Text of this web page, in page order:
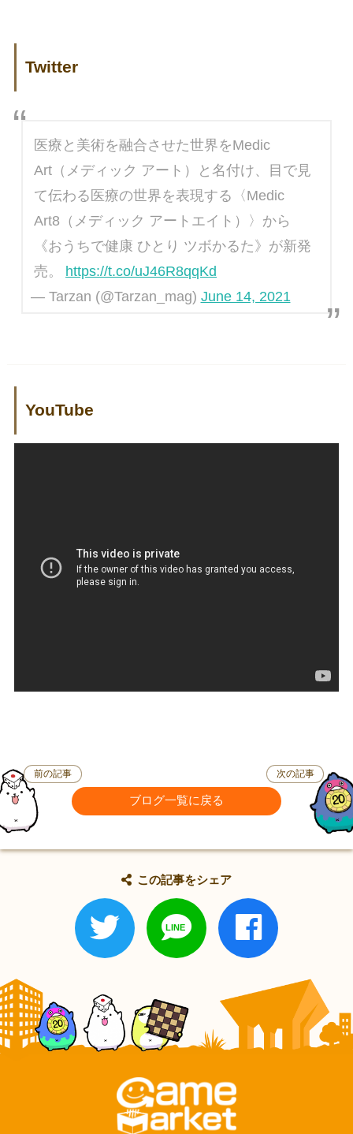
Twitter
医療と美術を融合させた世界をMedic
Art（メディック アート）と名付け、目で見
て伝わる医療の世界を表現する〈Medic
Art8（メディック アートエイト）〉から
《おうちで健康 ひとり ツボかるた》が新発
売。
https://t.co/uJ46R8qqKd
— Tarzan (@Tarzan_mag) June 14, 2021
YouTube
前の記事
ブログ一覧に戻る
次の記事
この記事をシェア